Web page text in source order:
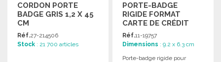
CORDON PORTE
BADGE GRIS 1,2 X 45
CM
Réf.27-214506
Stock : 21 700 articles
PORTE-BADGE
RIGIDE FORMAT
CARTE DE CRÉDIT
Réf.11-19757
Dimensions : 9.2 x 6.3 cm
Porte-badge rigide pour